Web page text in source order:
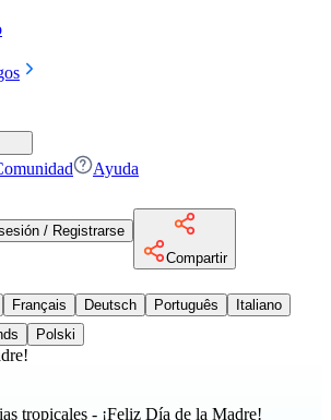
Ayuda
/ Registrarse
Compartir
Français Deutsch Português
Italiano
Polski